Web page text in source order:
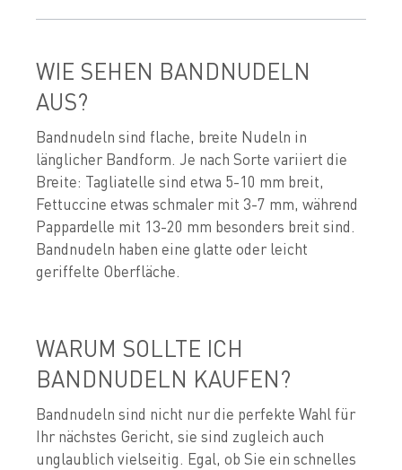
WIE SEHEN BANDNUDELN
AUS?
Bandnudeln sind flache, breite Nudeln in
länglicher Bandform. Je nach Sorte variiert die
Breite: Tagliatelle sind etwa 5-10 mm breit,
Fettuccine etwas schmaler mit 3-7 mm, während
Pappardelle mit 13-20 mm besonders breit sind.
Bandnudeln haben eine glatte oder leicht
geriffelte Oberfläche.
WARUM SOLLTE ICH
BANDNUDELN KAUFEN?
Bandnudeln sind nicht nur die perfekte Wahl für
Ihr nächstes Gericht, sie sind zugleich auch
unglaublich vielseitig. Egal, ob Sie ein schnelles